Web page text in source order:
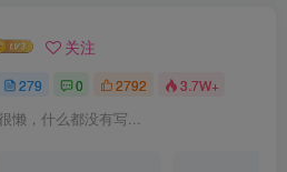
关注
279 0 2792 3.7W+
懒，什么都没有写...